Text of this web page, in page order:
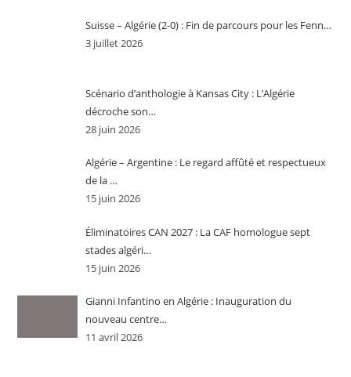
Suisse – Algérie (2-0) : Fin de parcours pour les Fenn…
3 juillet 2026
Scénario d’anthologie à Kansas City : L’Algérie
décroche son…
28 juin 2026
Algérie – Argentine : Le regard affûté et respectueux
de la …
15 juin 2026
Éliminatoires CAN 2027 : La CAF homologue sept
stades algéri…
15 juin 2026
Gianni Infantino en Algérie : Inauguration du
nouveau centre…
11 avril 2026